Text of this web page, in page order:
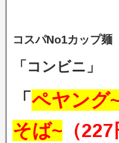
コスパNo1カップ麺
「コンビニ」
「 ペヤング
そば~ （227